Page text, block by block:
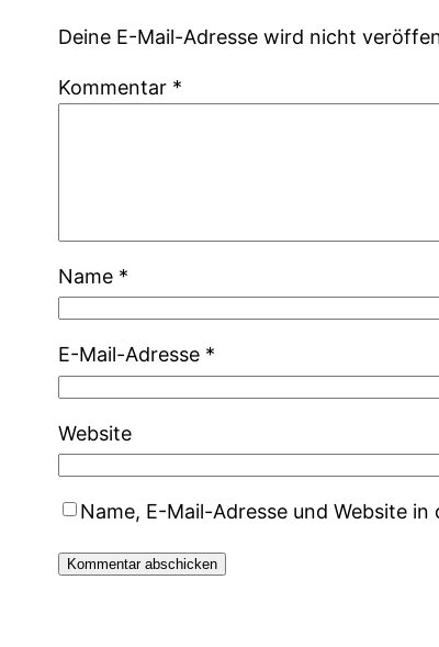
Deine E-Mail-Adresse wird nicht
Kommentar *
Name *
E-Mail-Adresse *
Website
Name, E-Mail-Adresse und Website